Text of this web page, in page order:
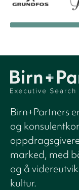
Birn+Partners
og
marked, med
og å
kultur.